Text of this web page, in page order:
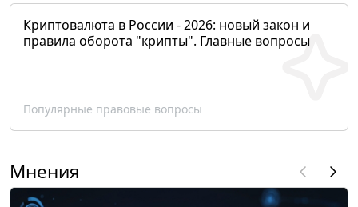
Криптовалюта в России - 2026: новый закон и
правила оборота "крипты". Главные вопросы
Популярные правовые вопросы
Мнения